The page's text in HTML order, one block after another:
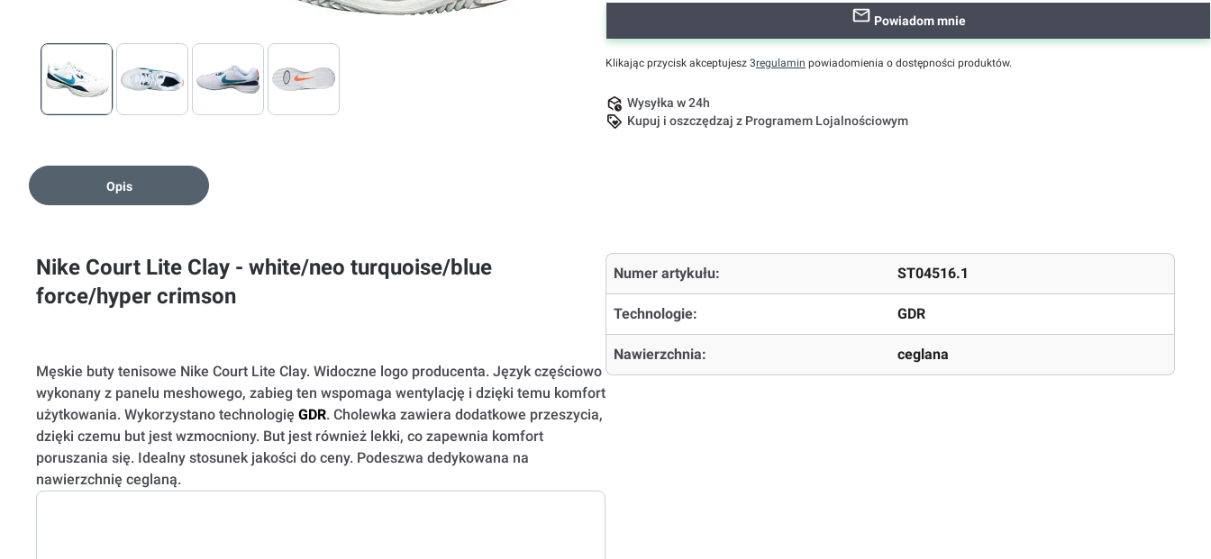
Powiadom mnie
Klikając przycisk akceptujesz 3regulamin powiadomienia o dostępności produktów.
Wysyłka w 24h
Kupuj i oszczędzaj z Programem Lojalnościowym
Opis
Nike Court Lite Clay - white/neo turquoise/blue
force/hyper crimson
Męskie buty tenisowe Nike Court Lite Clay. Widoczne logo producenta. Język częściowo
wykonany z panelu meshowego, zabieg ten wspomaga wentylację i dzięki temu komfort
użytkowania. Wykorzystano technologię GDR. Cholewka zawiera dodatkowe przeszycia,
dzięki czemu but jest wzmocniony. But jest również lekki, co zapewnia komfort
poruszania się. Idealny stosunek jakości do ceny. Podeszwa dedykowana na
nawierzchnię ceglaną.
Numer artykułu: ST04516.1
Technologie: GDR
Nawierzchnia: ceglana